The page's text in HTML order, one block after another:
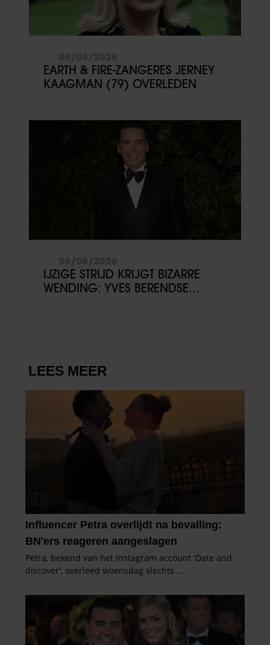
EARTH & FIRE-ZANGERES JERNEY
KAAGMAN (79) OVERLEDEN
IJZIGE STRIJD KRIJGT BIZARRE
WENDING: YVES BERENDSE